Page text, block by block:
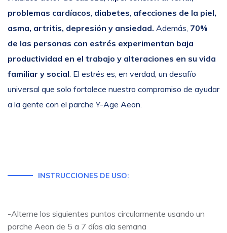
problemas cardíacos diabetes afecciones de la piel,
asma, artritis, depresión y ansiedad. Además, 70%
de las personas con estrés experimentan baja
productividad en el trabajo y alteraciones en su vida
familiar y social . El estrés es, en verdad, un desafío
universal que solo fortalece nuestro compromiso de ayudar
a la gente con el parche Y-Age Aeon.
INSTRUCCIONES DE USO:
-Alterne los siguientes puntos circularmente usando un
parche Aeon de 5 a 7 días ala semana